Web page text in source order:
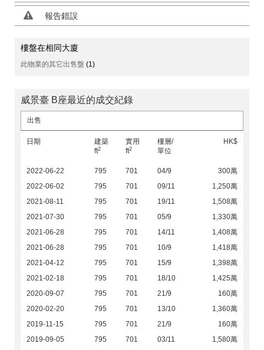
報告錯誤
樓盤在相同大廈
此物業的其它出售盤 (1)
威景臺 B座最近的成交紀錄
出售
日期
建築
ft2
實用
ft2
樓層/
單位
HK$
2022-06-22 795 701 04/9
300萬
2022-06-02
795 701 09/11
1,250萬
2021-08-11
795 701 19/11
1,508萬
2021-07-30
795 701 05/9
1,330萬
2021-06-28
795 701 14/11
1,408萬
2021-06-28
795 701 10/9
1,418萬
2021-04-12
795 701 15/9
1,398萬
2021-02-18
795 701 18/10
1,425萬
2020-09-07
795 701 21/9
160萬
2020-02-20
795 701 13/10
1,360萬
2019-11-15
795 701 21/9
160萬
2019-09-05
795 701 03/11
1,580萬